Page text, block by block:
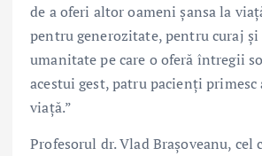
de a oferi altor oameni șansa la
pentru generozitate, pentru curaj
umanitate pe care o oferă întregii
acestui gest, patru pacienți primesc
viață.”
Profesorul dr. Vlad Brașoveanu, cel